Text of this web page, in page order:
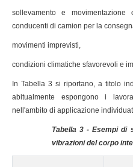
sollevamento e
conducenti di camion per la
movimenti imprevisti,
condizioni climatiche sfavorevoli e
In Tabella 3 si riportano, a titolo
abitualmente espongono i
nell'ambito di applicazione
Tabella 3 - Esempi di
vibrazioni del corpo